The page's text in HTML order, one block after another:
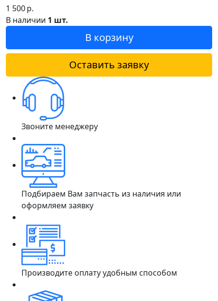
1 500р.
В наличии 1 шт.
В корзину
Оставить заявку
Звоните менеджеру
Подбираем Вам запчасть из наличия или
оформляем заявку
Производите оплату удобным способом